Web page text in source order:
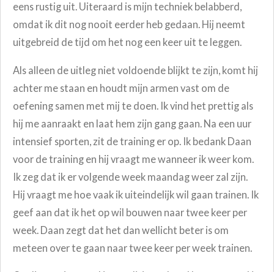
eens rustig uit. Uiteraard is mijn techniek belabberd,
omdat ik dit nog nooit eerder heb gedaan. Hij neemt
uitgebreid de tijd om het nog een keer uit te leggen.
Als alleen de uitleg niet voldoende blijkt te zijn, komt hij
achter me staan en houdt mijn armen vast om de
oefening samen met mij te doen. Ik vind het prettig als
hij me aanraakt en laat hem zijn gang gaan. Na een uur
intensief sporten, zit de training er op. Ik bedank Daan
voor de training en hij vraagt me wanneer ik weer kom.
Ik zeg dat ik er volgende week maandag weer zal zijn.
Hij vraagt me hoe vaak ik uiteindelijk wil gaan trainen. Ik
geef aan dat ik het op wil bouwen naar twee keer per
week. Daan zegt dat het dan wellicht beter is om
meteen over te gaan naar twee keer per week trainen.